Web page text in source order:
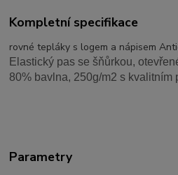
Kompletní specifikace
rovné tepláky s logem a nápisem
Elastický pas se šňůrkou,
80% bavlna, 250g/m2 s kvalitním
Parametry